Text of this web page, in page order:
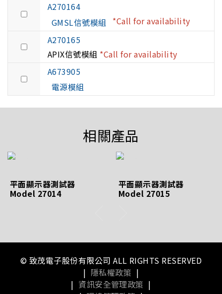
A270164
GMSL信號模組
*Call for availability
A270165
APIX信號模組 *Call for availability
A673905
電源模組
相關產品
平面顯示器測試器
Model 27014
平面顯示器測試器
Model 27015
© 致茂電子股份有限公司 ALL RIGHTS RESERVED
| 隱私權政策 |
| 資訊安全管理政策 |